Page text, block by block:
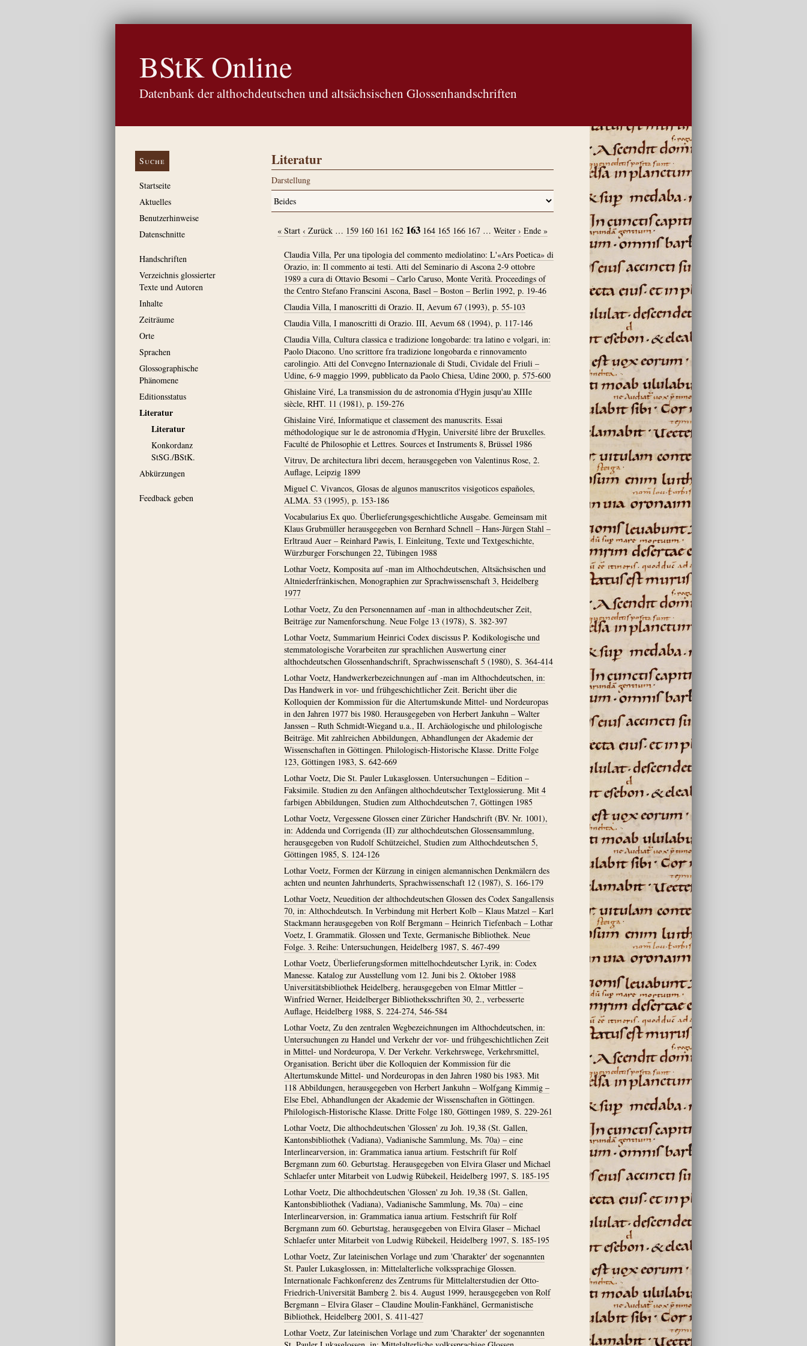
BStK Online
Datenbank der althochdeutschen und altsächsischen Glossenhandschriften
Suche
Startseite
Aktuelles
Benutzerhinweise
Datenschnitte
Handschriften
Verzeichnis glossierter
Texte und Autoren
Inhalte
Zeiträume
Orte
Sprachen
Glossographische
Phänomene
Editionsstatus
Literatur
Literatur
Konkordanz
StSG./BStK.
Abkürzungen
Feedback geben
Literatur
Darstellung
« Start ‹ Zurück … 159 160 161 162 163 164 165 166 167 … Weiter › Ende »
Claudia Villa, Per una tipologia del commento mediolatino: L'«Ars Poetica» di
Orazio, in: Il commento ai testi. Atti del Seminario di Ascona 2-9 ottobre
1989 a cura di Ottavio Besomi – Carlo Caruso, Monte Verità. Proceedings of
the Centro Stefano Franscini Ascona, Basel – Boston – Berlin 1992, p. 19-46
Claudia Villa, I manoscritti di Orazio. II, Aevum 67 (1993), p. 55-103
Claudia Villa, I manoscritti di Orazio. III, Aevum 68 (1994), p. 117-146
Claudia Villa, Cultura classica e tradizione longobarde: tra latino e volgari, in:
Paolo Diacono. Uno scrittore fra tradizione longobarda e rinnovamento
carolingio. Atti del Convegno Internazionale di Studi, Cividale del Friuli –
Udine, 6-9 maggio 1999, pubblicato da Paolo Chiesa, Udine 2000, p. 575-600
Ghislaine Viré, La transmission du de astronomia d'Hygin jusqu'au XIIIe
siècle, RHT. 11 (1981), p. 159-276
Ghislaine Viré, Informatique et classement des manuscrits. Essai
méthodologique sur le de astronomia d'Hygin, Université libre der Bruxelles.
Faculté de Philosophie et Lettres. Sources et Instruments 8, Brüssel 1986
Vitruv, De architectura libri decem, herausgegeben von Valentinus Rose, 2.
Auflage, Leipzig 1899
Miguel C. Vivancos, Glosas de algunos manuscritos visigoticos españoles,
ALMA. 53 (1995), p. 153-186
Vocabularius Ex quo. Überlieferungsgeschichtliche Ausgabe. Gemeinsam mit
Klaus Grubmüller herausgegeben von Bernhard Schnell – Hans-Jürgen Stahl –
Erltraud Auer – Reinhard Pawis, I. Einleitung, Texte und Textgeschichte,
Würzburger Forschungen 22, Tübingen 1988
Lothar Voetz, Komposita auf -man im Althochdeutschen, Altsächsischen und
Altniederfränkischen, Monographien zur Sprachwissenschaft 3, Heidelberg
1977
Lothar Voetz, Zu den Personennamen auf -man in althochdeutscher Zeit,
Beiträge zur Namenforschung. Neue Folge 13 (1978), S. 382-397
Lothar Voetz, Summarium Heinrici Codex discissus P. Kodikologische und
stemmatologische Vorarbeiten zur sprachlichen Auswertung einer
althochdeutschen Glossenhandschrift, Sprachwissenschaft 5 (1980), S. 364-414
Lothar Voetz, Handwerkerbezeichnungen auf -man im Althochdeutschen, in:
Das Handwerk in vor- und frühgeschichtlicher Zeit. Bericht über die
Kolloquien der Kommission für die Altertumskunde Mittel- und Nordeuropas
in den Jahren 1977 bis 1980. Herausgegeben von Herbert Jankuhn – Walter
Janssen – Ruth Schmidt-Wiegand u.a., II. Archäologische und philologische
Beiträge. Mit zahlreichen Abbildungen, Abhandlungen der Akademie der
Wissenschaften in Göttingen. Philologisch-Historische Klasse. Dritte Folge
123, Göttingen 1983, S. 642-669
Lothar Voetz, Die St. Pauler Lukasglossen. Untersuchungen – Edition –
Faksimile. Studien zu den Anfängen althochdeutscher Textglossierung. Mit 4
farbigen Abbildungen, Studien zum Althochdeutschen 7, Göttingen 1985
Lothar Voetz, Vergessene Glossen einer Züricher Handschrift (BV. Nr. 1001),
in: Addenda und Corrigenda (II) zur althochdeutschen Glossensammlung,
herausgegeben von Rudolf Schützeichel, Studien zum Althochdeutschen 5,
Göttingen 1985, S. 124-126
Lothar Voetz, Formen der Kürzung in einigen alemannischen Denkmälern des
achten und neunten Jahrhunderts, Sprachwissenschaft 12 (1987), S. 166-179
Lothar Voetz, Neuedition der althochdeutschen Glossen des Codex Sangallensis
70, in: Althochdeutsch. In Verbindung mit Herbert Kolb – Klaus Matzel – Karl
Stackmann herausgegeben von Rolf Bergmann – Heinrich Tiefenbach – Lothar
Voetz, I. Grammatik. Glossen und Texte, Germanische Bibliothek. Neue
Folge. 3. Reihe: Untersuchungen, Heidelberg 1987, S. 467-499
Lothar Voetz, Überlieferungsformen mittelhochdeutscher Lyrik, in: Codex
Manesse. Katalog zur Ausstellung vom 12. Juni bis 2. Oktober 1988
Universitätsbibliothek Heidelberg, herausgegeben von Elmar Mittler –
Winfried Werner, Heidelberger Bibliotheksschriften 30, 2., verbesserte
Auflage, Heidelberg 1988, S. 224-274, 546-584
Lothar Voetz, Zu den zentralen Wegbezeichnungen im Althochdeutschen, in:
Untersuchungen zu Handel und Verkehr der vor- und frühgeschichtlichen Zeit
in Mittel- und Nordeuropa, V. Der Verkehr. Verkehrswege, Verkehrsmittel,
Organisation. Bericht über die Kolloquien der Kommission für die
Altertumskunde Mittel- und Nordeuropas in den Jahren 1980 bis 1983. Mit
118 Abbildungen, herausgegeben von Herbert Jankuhn – Wolfgang Kimmig –
Else Ebel, Abhandlungen der Akademie der Wissenschaften in Göttingen.
Philologisch-Historische Klasse. Dritte Folge 180, Göttingen 1989, S. 229-261
Lothar Voetz, Die althochdeutschen 'Glossen' zu Joh. 19,38 (St. Gallen,
Kantonsbibliothek (Vadiana), Vadianische Sammlung, Ms. 70a) – eine
Interlinearversion, in: Grammatica ianua artium. Festschrift für Rolf
Bergmann zum 60. Geburtstag. Herausgegeben von Elvira Glaser und Michael
Schlaefer unter Mitarbeit von Ludwig Rübekeil, Heidelberg 1997, S. 185-195
Lothar Voetz, Die althochdeutschen 'Glossen' zu Joh. 19,38 (St. Gallen,
Kantonsbibliothek (Vadiana), Vadianische Sammlung, Ms. 70a) – eine
Interlinearversion, in: Grammatica ianua artium. Festschrift für Rolf
Bergmann zum 60. Geburtstag, herausgegeben von Elvira Glaser – Michael
Schlaefer unter Mitarbeit von Ludwig Rübekeil, Heidelberg 1997, S. 185-195
Lothar Voetz, Zur lateinischen Vorlage und zum 'Charakter' der sogenannten
St. Pauler Lukasglossen, in: Mittelalterliche volkssprachige Glossen.
Internationale Fachkonferenz des Zentrums für Mittelalterstudien der Otto-
Friedrich-Universität Bamberg 2. bis 4. August 1999, herausgegeben von Rolf
Bergmann – Elvira Glaser – Claudine Moulin-Fankhänel, Germanistische
Bibliothek, Heidelberg 2001, S. 411-427
Lothar Voetz, Zur lateinischen Vorlage und zum 'Charakter' der sogenannten